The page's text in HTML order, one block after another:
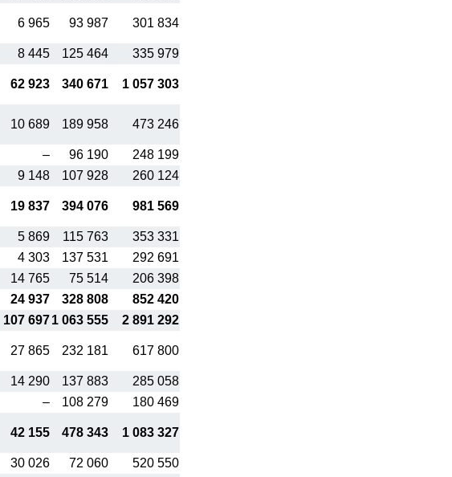
6 965 93 987 301 834
8 445 125 464
335 979
62 923 340 671 1 057 303
10 689 189 958 473 246
– 96 190
248 199
9 148 107 928
260 124
19 837 394 076 981 569
5 869 115 763
353 331
4 303 137 531
292 691
14 765 75 514
206 398
24 937 328 808
852 420
107 6971 063 555
2 891 292
27 865 232 181 617 800
14 290 137 883
285 058
– 108 279
180 469
42 155 478 343 1 083 327
30 026 72 060
520 550